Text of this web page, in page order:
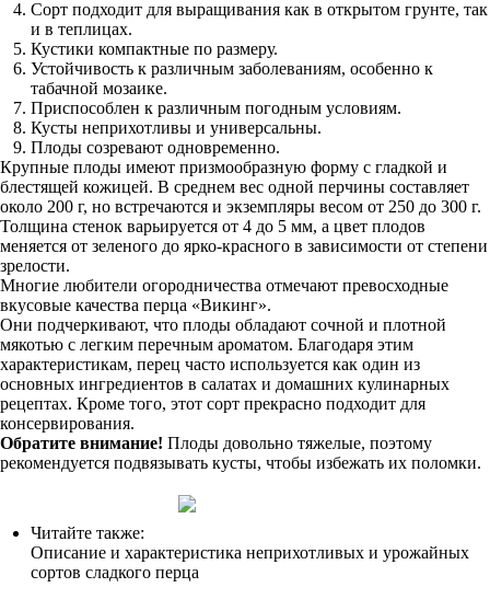
Сорт подходит для выращивания как в открытом грунте, так
и в теплицах.
Кустики компактные по размеру.
Устойчивость к различным заболеваниям, особенно к
табачной мозаике.
Приспособлен к различным погодным условиям.
Кусты неприхотливы и универсальны.
Плоды созревают одновременно.
Крупные плоды имеют призмообразную форму с гладкой и
блестящей кожицей. В среднем вес одной перчины составляет
около 200 г, но встречаются и экземпляры весом от 250 до 300 г.
Толщина стенок варьируется от 4 до 5 мм, а цвет плодов
меняется от зеленого до ярко-красного в зависимости от степени
зрелости.
Многие любители огородничества отмечают превосходные
вкусовые качества перца «Викинг».
Они подчеркивают, что плоды обладают сочной и плотной
мякотью с легким перечным ароматом. Благодаря этим
характеристикам, перец часто используется как один из
основных ингредиентов в салатах и домашних кулинарных
рецептах. Кроме того, этот сорт прекрасно подходит для
консервирования.
Обратите внимание! Плоды довольно тяжелые, поэтому
рекомендуется подвязывать кусты, чтобы избежать их поломки.
Читайте также:
Описание и характеристика неприхотливых и урожайных
сортов сладкого перца